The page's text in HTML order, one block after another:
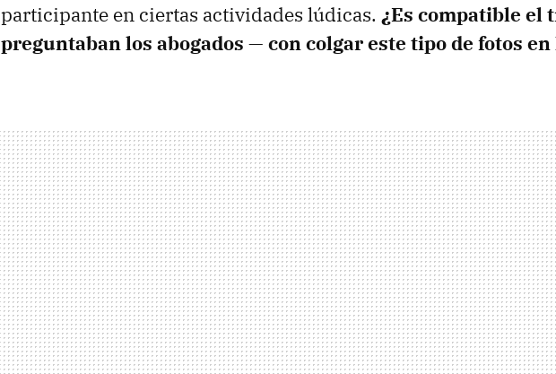
participante en ciertas actividades lúdicas. ¿Es compatible el
preguntaban los abogados — con colgar este tipo de fotos en